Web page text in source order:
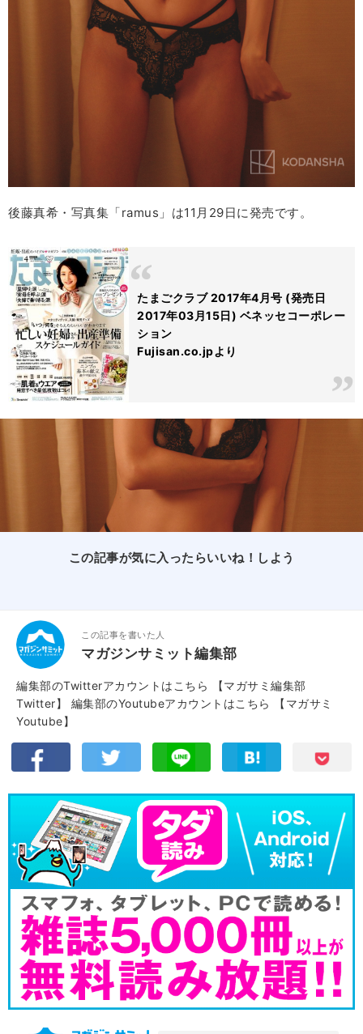
後藤真希・写真集「ramus」は11月29日に発売です。
たまごクラブ 2017年4月号 (発売日
2017年03月15日) ベネッセコーポレー
ション
Fujisan.co.jpより
この記事が気に入ったらいいね！しよう
この記事を書いた人
マガジンサミット編集部
編集部のTwitterアカウントはこちら
【マガサミ編集部
Twitter】
編集部のYoutubeアカウントはこちら
【マガサミ
Youtube】